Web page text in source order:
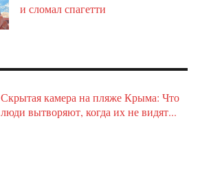
и сломал спагетти
Скрытая камера на пляже Крыма: Что
люди вытворяют, когда их не видят...